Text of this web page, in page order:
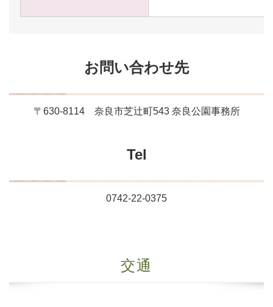
お問い合わせ先
〒630-8114 奈良市芝辻町543 奈良公園事務所
Tel
0742-22-0375
交通